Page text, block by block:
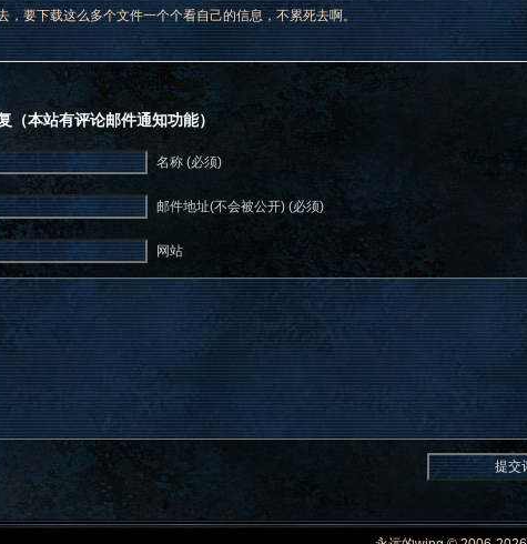
，要下载这么多个文件一个个看自己的信息，不累死去啊。
（本站有评论邮件通知功能）
名称 (必须)
邮件地址(不会被公开) (必须)
网站